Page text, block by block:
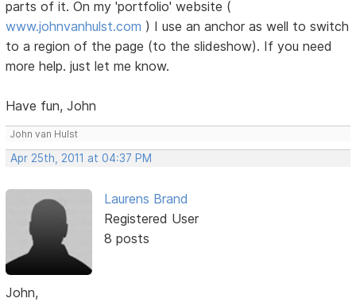
parts of it. On my 'portfolio' website (
www.johnvanhulst.com ) I use an anchor as well to switch
to a region of the page (to the slideshow). If you need
more help. just let me know.
Have fun, John
John van Hulst
Apr 25th, 2011 at 04:37 PM
Laurens Brand
Registered User
8 posts
John,